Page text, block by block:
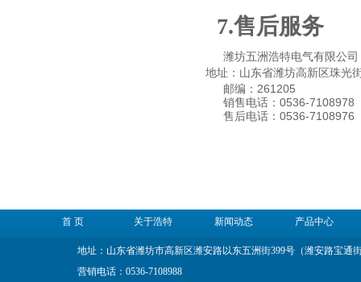
7.售后服务
潍坊五洲浩特电气有限公司
地址：山东省潍坊高新区珠光
邮编： 261205
销售电话： 0536-7108978
售后电话： 0536-7108976
首 页 关于浩特 新闻动态 产品中心
地址：山东省潍坊市高新区潍安路以东五洲街399号（潍安路宝通
营销电话：0536-7108988